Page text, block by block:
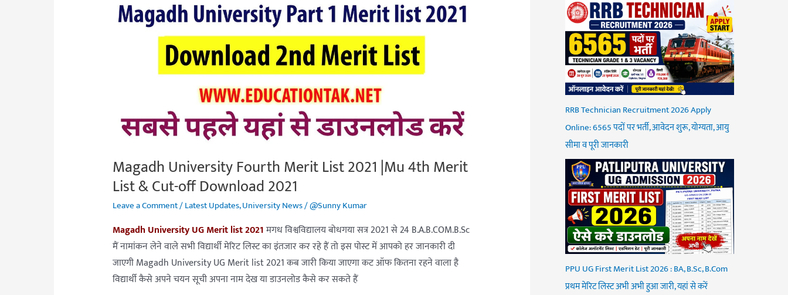
Magadh University Fourth Merit List 2021 |Mu 4th Merit
List & Cut-off Download 2021
Leave a Comment/Latest Updates,University News/@Sunny Kumar
Magadh University UG Merit list 2021मगध विश्वविद्यालय बोधगया सत्र 2021 से 24 B.A.B.COM.B.Sc
मैं नामांकन लेने वाले सभी विद्यार्थी मेरिट लिस्ट का इंतजार कर रहे हैं तो इस पोस्ट में आपको हर जानकारी दी
जाएगी Magadh University UG Merit list 2021 कब जारी किया जाएगा कट ऑफ कितना रहने वाला है
विद्यार्थी कैसे अपने चयन सूची अपना नाम देख या डाउनलोड कैसे कर सकते हैं
List
Cut-
Download
2021
RRB Technician Recruitment 2026 Apply
Online: 6565 पदों पर भर्ती, आवेदन शुरू, योग्यता, आयु
सीमा व पूरी जानकारी
PPU UG First Merit List 2026 : BA, B.Sc, B.Com
प्रथम मेरिट लिस्ट अभी अभी हुआ जारी, यहां से करें